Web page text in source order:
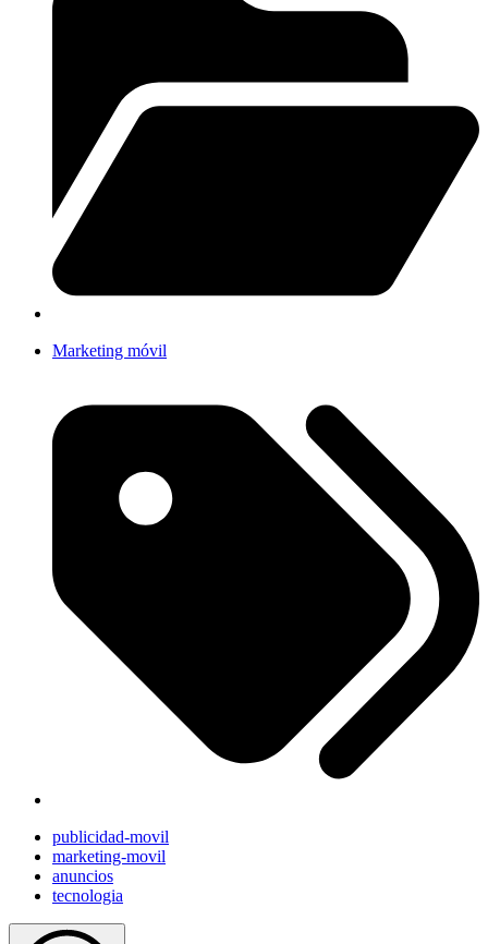
Marketing móvil
publicidad-movil
marketing-movil
anuncios
tecnologia